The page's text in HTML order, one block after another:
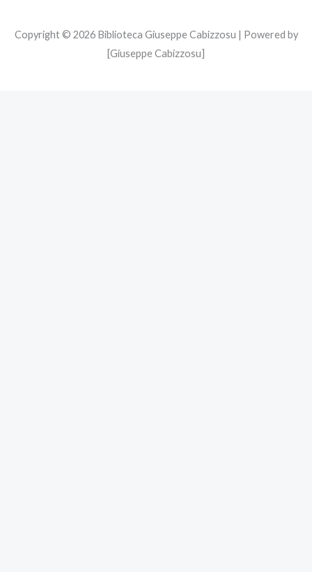
Copyright © 2026 Biblioteca Giuseppe Cabizzosu | Powered by
[Giuseppe Cabizzosu]